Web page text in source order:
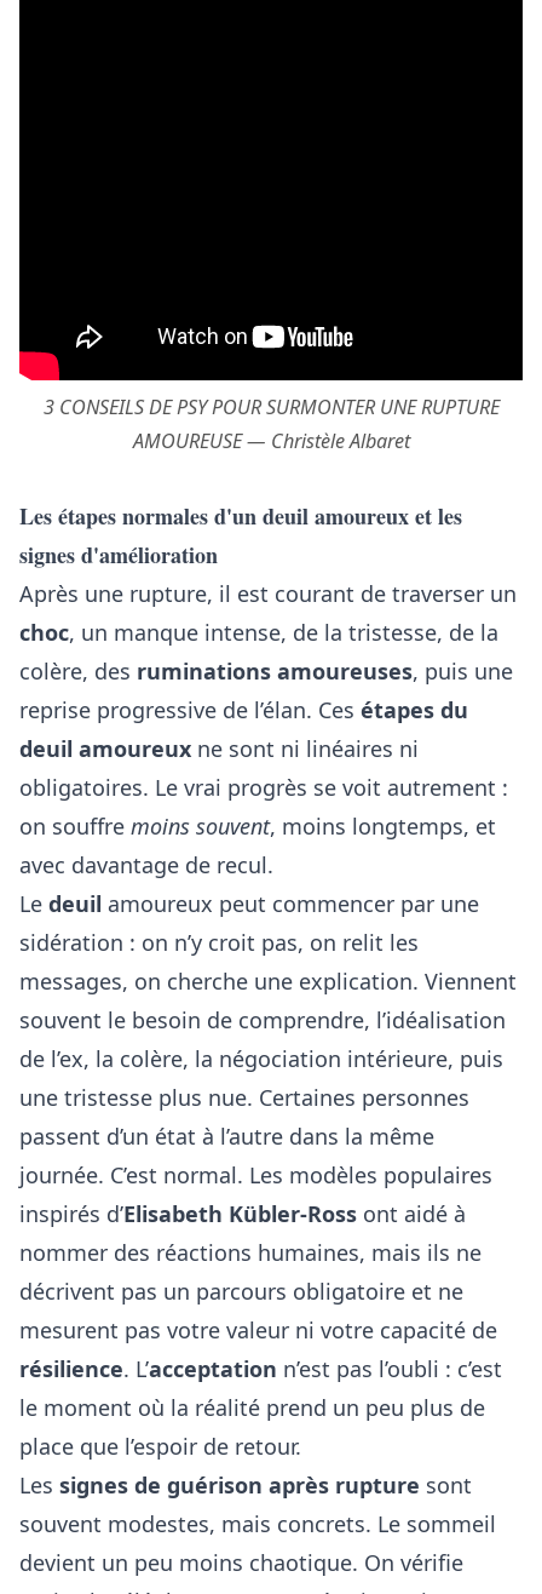
3 CONSEILS DE PSY POUR SURMONTER UNE RUPTURE
AMOUREUSE — Christèle Albaret
Les étapes normales d'un deuil amoureux et les
signes d'amélioration
Après une rupture, il est courant de traverser un
choc, un manque intense, de la tristesse, de la
colère, des ruminations amoureuses, puis une
reprise progressive de l’élan. Ces étapes du
deuil amoureux ne sont ni linéaires ni
obligatoires. Le vrai progrès se voit autrement :
on souffre moins souvent, moins longtemps, et
avec davantage de recul.
Le deuil amoureux peut commencer par une
sidération : on n’y croit pas, on relit les
messages, on cherche une explication. Viennent
souvent le besoin de comprendre, l’idéalisation
de l’ex, la colère, la négociation intérieure, puis
une tristesse plus nue. Certaines personnes
passent d’un état à l’autre dans la même
journée. C’est normal. Les modèles populaires
inspirés d’Elisabeth Kübler-Ross ont aidé à
nommer des réactions humaines, mais ils ne
décrivent pas un parcours obligatoire et ne
mesurent pas votre valeur ni votre capacité de
résilience. L’acceptation n’est pas l’oubli : c’est
le moment où la réalité prend un peu plus de
place que l’espoir de retour.
Les signes de guérison après rupture sont
souvent modestes, mais concrets. Le sommeil
devient un peu moins chaotique. On vérifie